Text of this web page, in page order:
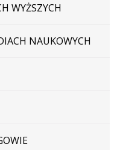
WYŻSZYCH
NAUKOWYCH